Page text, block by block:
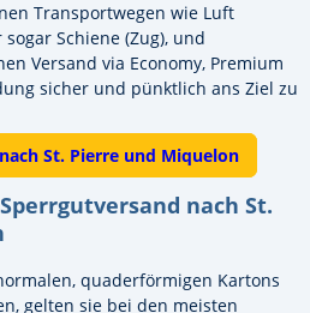
Transportwegen wie Luft
sogar Schiene (Zug), und
Versand via Economy, Premium
sicher und pünktlich ans Ziel zu
St. Pierre und Miquelon
nach St.
quaderförmigen Kartons
gelten sie bei den meisten